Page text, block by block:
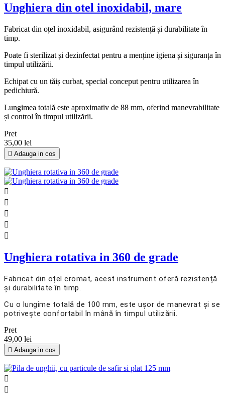
Unghiera din otel inoxidabil, mare
Fabricat din oțel inoxidabil, asigurând rezistență și durabilitate în
timp.
Poate fi sterilizat și dezinfectat pentru a menține igiena și siguranța în
timpul utilizării.
Echipat cu un tăiș curbat, special conceput pentru utilizarea în
pedichiură.
Lungimea totală este aproximativ de 88 mm, oferind manevrabilitate
și control în timpul utilizării.
Pret
35,00 lei
 Adauga in cos





Unghiera rotativa in 360 de grade
Fabricat din oțel cromat, acest instrument oferă rezistență
și durabilitate în timp.
Cu o lungime totală de 100 mm, este ușor de manevrat și se
potrivește confortabil în mână în timpul utilizării.
Pret
49,00 lei
 Adauga in cos

